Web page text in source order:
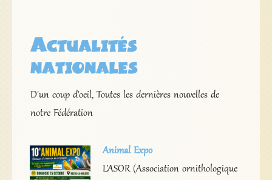
Actualités
nationales
D'un coup d'oeil, Toutes les dernières nouvelles de
notre Fédération
Animal Expo
L’ASOR (Association ornithologique